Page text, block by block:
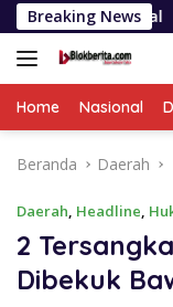
Langsung
ke
konten
Breaking News
KPK
Home Nasional
Beranda Daerah
Daerah, Headline,
2
Dibekuk